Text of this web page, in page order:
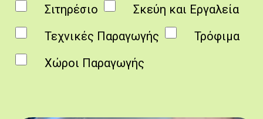
Σιτηρέσιο
Σκεύη και Εργαλεία
Τεχνικές Παραγωγής
Τρόφιμα
Χώροι Παραγωγής